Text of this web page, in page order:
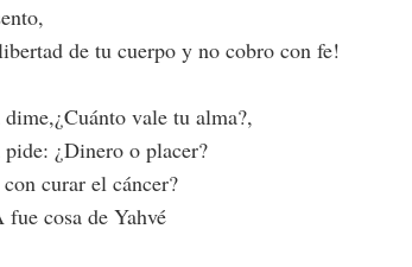
de tu cuerpo y no cobro con fe!
vale tu alma?,
¿Dinero o placer?
con curar el cáncer?
cosa de Yahvé